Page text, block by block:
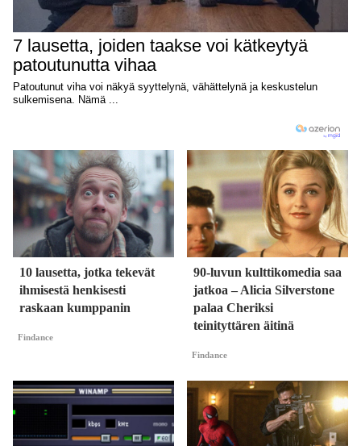
10 lausetta, jotka tekevät
ihmisestä henkisesti
raskaan kumppanin
Findance
90-luvun kulttikomedia saa
jatkoa – Alicia Silverstone
palaa Cheriksi
teinityttären äitinä
Findance